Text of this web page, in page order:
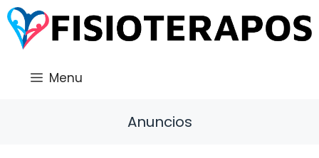
Saltar
al
contenido
Menu
Anuncios